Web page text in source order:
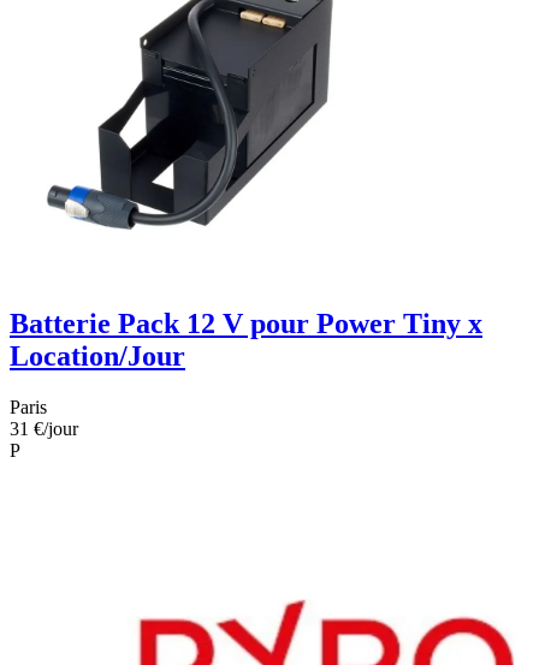
Batterie Pack 12 V pour Power Tiny x
Location/Jour
Paris
31 €/jour
P